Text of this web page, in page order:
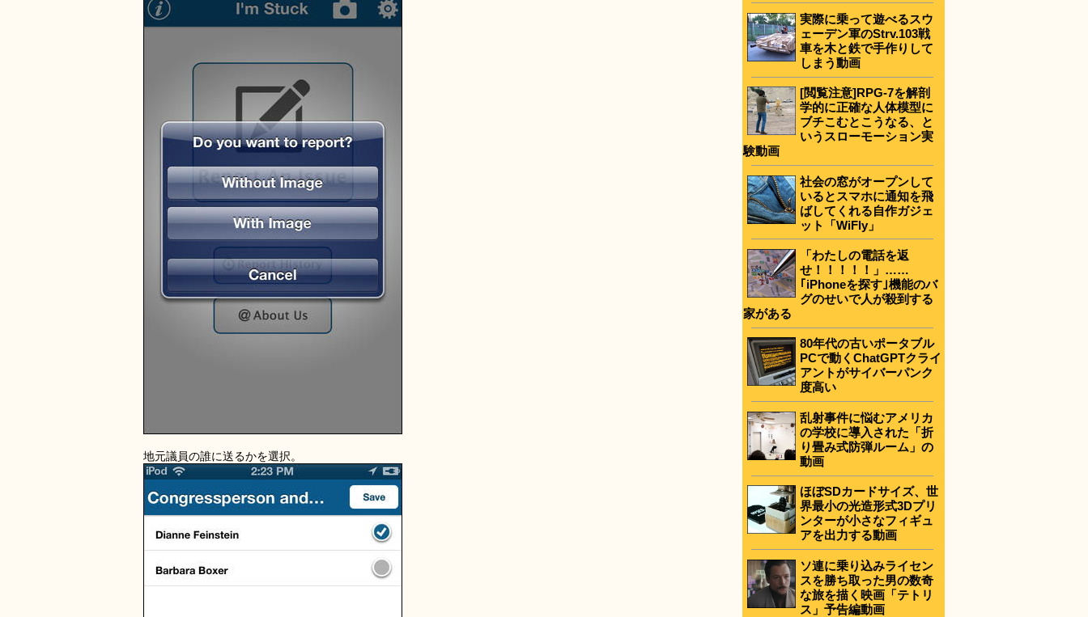
地元議員の誰に送るかを選択。
実際に乗って遊べるスウ
ェーデン軍のStrv.103戦
車を木と鉄で手作りして
しまう動画
[閲覧注意]RPG-7を解剖
学的に正確な人体模型に
ブチこむとこうなる、と
いうスローモーション実
験動画
社会の窓がオープンして
いるとスマホに通知を飛
ばしてくれる自作ガジェ
ット「WiFly」
「わたしの電話を返
せ！！！！！」……
｢iPhoneを探す｣機能のバ
グのせいで人が殺到する
家がある
80年代の古いポータブル
PCで動くChatGPTクライ
アントがサイバーパンク
度高い
乱射事件に悩むアメリカ
の学校に導入された「折
り畳み式防弾ルーム」の
動画
ほぼSDカードサイズ、世
界最小の光造形式3Dプリ
ンターが小さなフィギュ
アを出力する動画
ソ連に乗り込みライセン
スを勝ち取った男の数奇
な旅を描く映画「テトリ
ス」予告編動画